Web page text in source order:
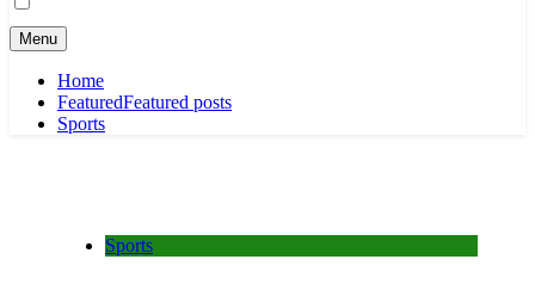
Menu
Home
FeaturedFeatured posts
Sports
Sports